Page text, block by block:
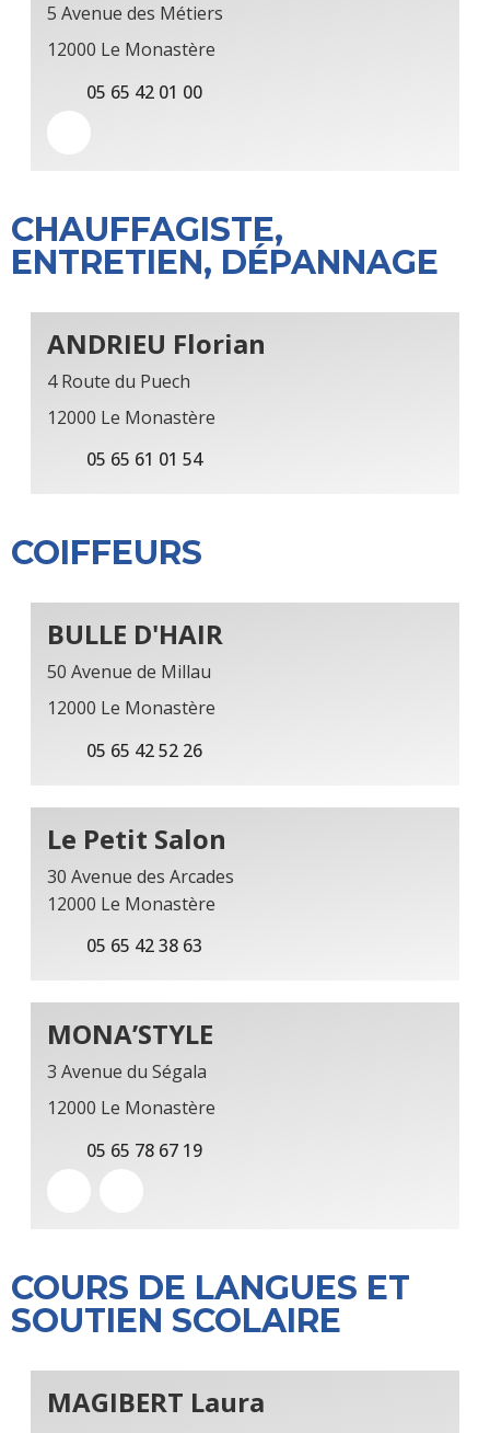
5 Avenue des Métiers
12000 Le Monastère
05 65 42 01 00
CHAUFFAGISTE,
ENTRETIEN, DÉPANNAGE
ANDRIEU Florian
4 Route du Puech
12000 Le Monastère
05 65 61 01 54
COIFFEURS
BULLE D'HAIR
50 Avenue de Millau
12000 Le Monastère
05 65 42 52 26
Le Petit Salon
30 Avenue des Arcades
12000 Le Monastère
05 65 42 38 63
MONA’STYLE
3 Avenue du Ségala
12000 Le Monastère
05 65 78 67 19
COURS DE LANGUES ET
SOUTIEN SCOLAIRE
MAGIBERT Laura